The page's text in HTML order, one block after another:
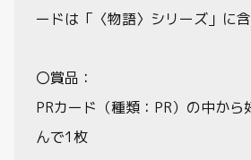
ードは「〈物語〉シリーズ」に含
〇賞品：
PRカード（種類：PR）の中から
んで1枚